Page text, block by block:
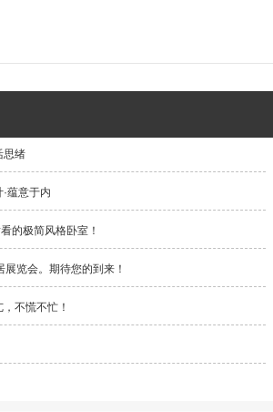
思绪
蕴意于内
的极简风格卧室！
览会。期待您的到来！
不慌不忙！